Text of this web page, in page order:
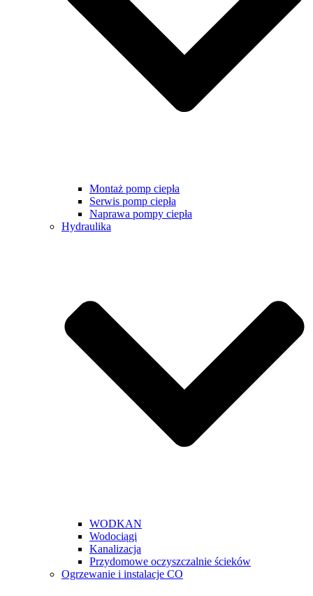
Montaż pomp ciepła
Serwis pomp ciepła
Naprawa pompy ciepła
Hydraulika
WODKAN
Wodociągi
Kanalizacja
Przydomowe oczyszczalnie ścieków
Ogrzewanie i instalacje CO